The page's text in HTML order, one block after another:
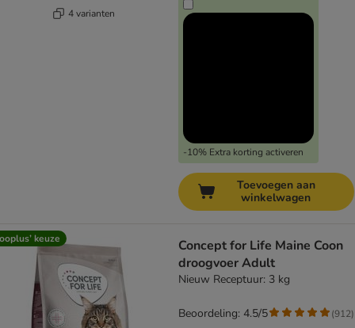
4 varianten
-10% Extra korting activeren
Toevoegen aan
winkelwagen
keuze
Concept for Life Maine Coon
droogvoer Adult
Nieuw Receptuur: 3 kg
Beoordeling: 4.5/5 (912)